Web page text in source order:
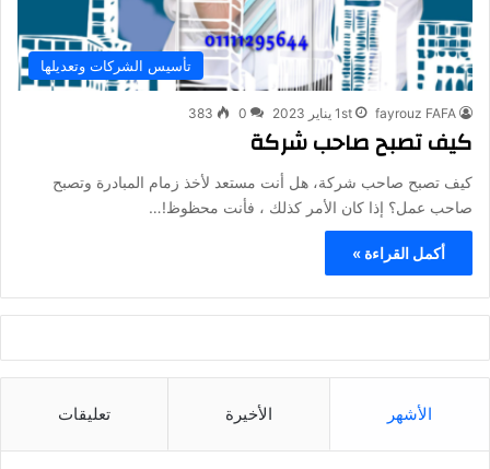
تأسيس الشركات وتعديلها
fayrouz FAFA 1st يناير 2023 0
383
كيف تصبح صاحب شركة
كيف تصبح صاحب شركة، هل أنت مستعد لأخذ زمام المبادرة وتصبح
صاحب عمل؟ إذا كان الأمر كذلك ، فأنت محظوظ!…
أكمل القراءة »
الأشهر الأخيرة تعليقات